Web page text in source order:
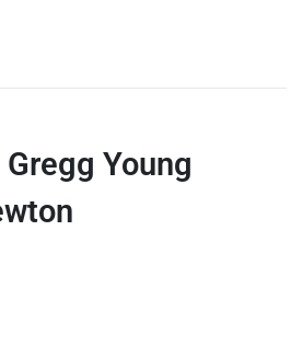
Gregg Young